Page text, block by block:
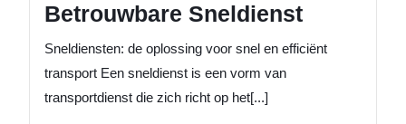
Betrouwbare Sneldienst
Sneldiensten: de oplossing voor snel en efficiënt
transport Een sneldienst is een vorm van
transportdienst die zich richt op het[...]